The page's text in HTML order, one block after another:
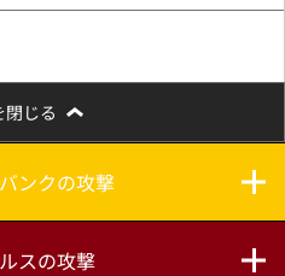
じる
ンクの攻撃
スの攻撃